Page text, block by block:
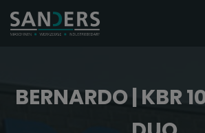
BERNARDO | KBR